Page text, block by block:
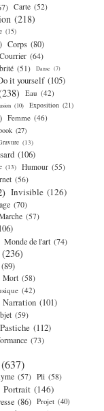
Carte (52)
(218)
(15)
Corps (80)
Courrier (64)
(51) Danse (7)
it yourself (105)
Eau (42)
(10) Exposition (21)
Femme (46)
(27)
(13)
(106)
(13) Humour (55)
(56)
Invisible (126)
(70)
(57)
Monde de l'art (74)
(236)
(89)
Mort (58)
(42)
Narration (101)
(59)
Pastiche (112)
(73)
(637)
(57) Pli (58)
Portrait (146)
(86) Projet (40)